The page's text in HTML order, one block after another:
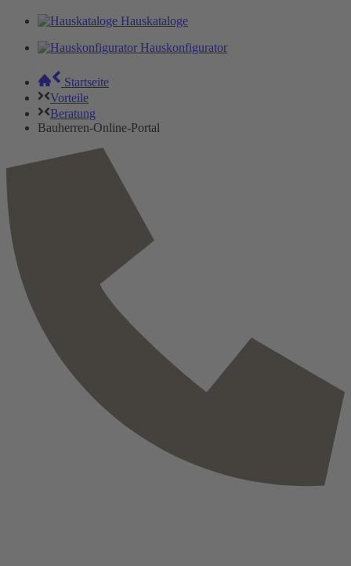
Hauskataloge
Hauskonfigurator
Startseite
Vorteile
Beratung
Bauherren-Online-Portal